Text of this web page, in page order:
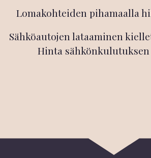
Lomakohteiden pihamaalla
Sähköautojen lataaminen
Hinta sähkönkulutuksen